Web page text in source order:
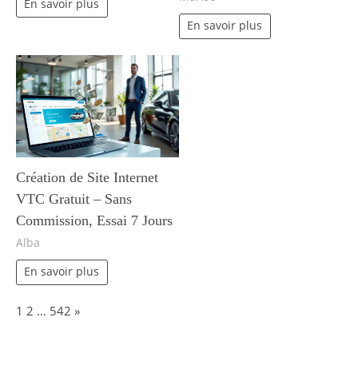
En savoir plus
En savoir plus
Création de Site Internet
VTC Gratuit – Sans
Commission, Essai 7 Jours
Alba
En savoir plus
Page:
1 2 … 542 Next
»